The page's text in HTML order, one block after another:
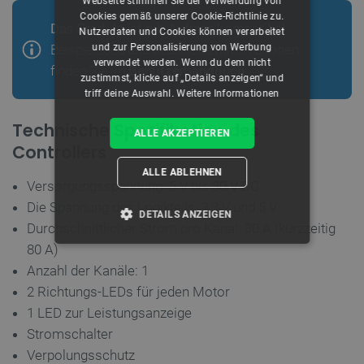
Das Produkt ist mit Arduino kompatibel
Beispielcode und detaillierte Informationen
finden Sie imBenutzerhandbuch .
Technische Spezifikation des
Controllers
Versorgungsspannung: 5 V bis 30 V DC
Die Spannung des Logikteils: 3,3 V und 5 V
Durchschnittlicher Strom pro Kanal: 30 A (kurzzeitig
80 A)
Anzahl der Kanäle: 1
2 Richtungs-LEDs für jeden Motor
1 LED zur Leistungsanzeige
Stromschalter
Verpolungsschutz
Cookies gemäß unserer Cookie-Richtlinie zu.
Nutzerdaten und Cookies können verarbeitet
und zur Personalisierung von Werbung
verwendet werden. Wenn du dem nicht
zustimmst, klicke auf „Details anzeigen“ und
triff deine Auswahl.Weitere Informationen
ALLE AKZEPTIEREN
ALLE ABLEHNEN
DETAILS ANZEIGEN
PERFORMANCE